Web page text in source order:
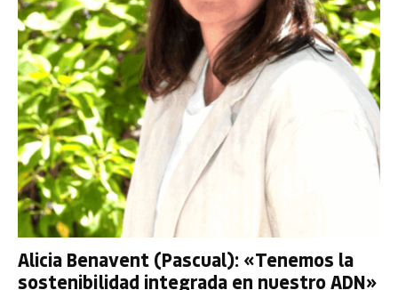
Alicia Benavent (Pascual): «Tenemos la
sostenibilidad integrada en nuestro ADN»